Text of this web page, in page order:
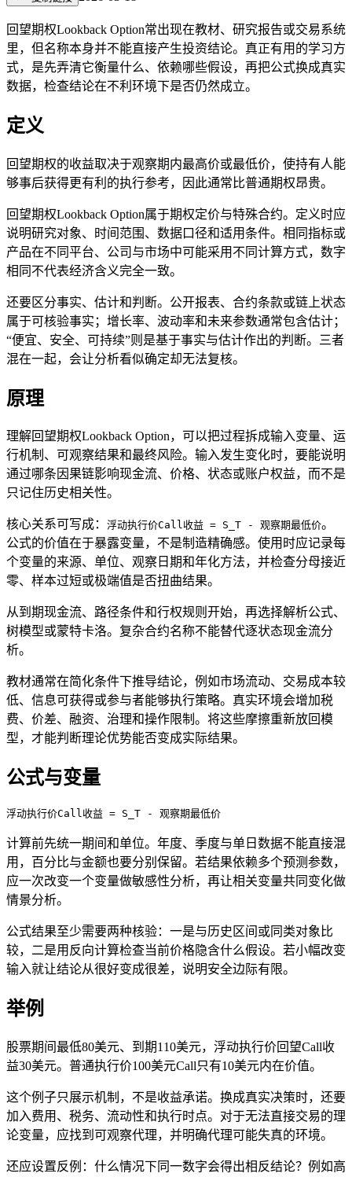
回望期权Lookback Option常出现在教材、研究报告或交易系统
里，但名称本身并不能直接产生投资结论。真正有用的学习方
式，是先弄清它衡量什么、依赖哪些假设，再把公式换成真实
数据，检查结论在不利环境下是否仍然成立。
定义
回望期权的收益取决于观察期内最高价或最低价，使持有人能
够事后获得更有利的执行参考，因此通常比普通期权昂贵。
回望期权Lookback Option属于期权定价与特殊合约。定义时应
说明研究对象、时间范围、数据口径和适用条件。相同指标或
产品在不同平台、公司与市场中可能采用不同计算方式，数字
相同不代表经济含义完全一致。
还要区分事实、估计和判断。公开报表、合约条款或链上状态
属于可核验事实；增长率、波动率和未来参数通常包含估计；
“便宜、安全、可持续”则是基于事实与估计作出的判断。三者
混在一起，会让分析看似确定却无法复核。
原理
理解回望期权Lookback Option，可以把过程拆成输入变量、运
行机制、可观察结果和最终风险。输入发生变化时，要能说明
通过哪条因果链影响现金流、价格、状态或账户权益，而不是
只记住历史相关性。
核心关系可写成： 浮动执行价Call收益 = S_T - 观察期最低价。
公式的价值在于暴露变量，不是制造精确感。使用时应记录每
个变量的来源、单位、观察日期和年化方法，并检查分母接近
零、样本过短或极端值是否扭曲结果。
从到期现金流、路径条件和行权规则开始，再选择解析公式、
树模型或蒙特卡洛。复杂合约名称不能替代逐状态现金流分
析。
教材通常在简化条件下推导结论，例如市场流动、交易成本较
低、信息可获得或参与者能够执行策略。真实环境会增加税
费、价差、融资、治理和操作限制。将这些摩擦重新放回模
型，才能判断理论优势能否变成实际结果。
公式与变量
浮动执行价Call收益 = S_T - 观察期最低价
计算前先统一期间和单位。年度、季度与单日数据不能直接混
用，百分比与金额也要分别保留。若结果依赖多个预测参数，
应一次改变一个变量做敏感性分析，再让相关变量共同变化做
情景分析。
公式结果至少需要两种核验：一是与历史区间或同类对象比
较，二是用反向计算检查当前价格隐含什么假设。若小幅改变
输入就让结论从很好变成很差，说明安全边际有限。
举例
股票期间最低80美元、到期110美元，浮动执行价回望Call收
益30美元。普通执行价100美元Call只有10美元内在价值。
这个例子只展示机制，不是收益承诺。换成真实决策时，还要
加入费用、税务、流动性和执行时点。对于无法直接交易的理
论变量，应找到可观察代理，并明确代理可能失真的环境。
还应设置反例：什么情况下同一数字会得出相反结论？例如高